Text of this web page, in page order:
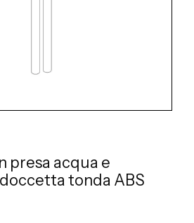
presa acqua e
tonda ABS